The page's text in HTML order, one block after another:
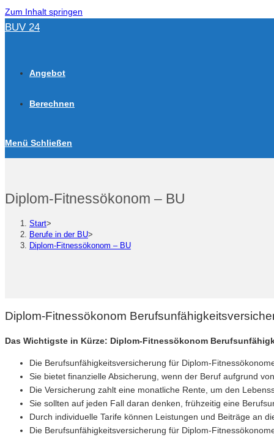
Zum Inhalt springen
BUV 24
Angebot
Berechnen
Menü Schließen
Diplom-Fitnessökonom – BU
Start>
Berufe in der BU>
Diplom-Fitnessökonom – BU
Diplom-Fitnessökonom
Das Wichtigste in Kürze: Diplom-Fitnessökonom
Die Berufsunfähigkeitsversicherung für Diplom-
Sie bietet finanzielle Absicherung, wenn der Beruf aufgrund
Die Versicherung zahlt eine monatliche Rente, um den
Sie sollten auf jeden Fall daran denken, frühzeitig eine
Durch individuelle Tarife können Leistungen und Beiträge an
Die Berufsunfähigkeitsversicherung für Diplom-